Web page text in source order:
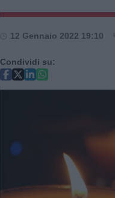
12 Gennaio 2022 19:10
Condividi su: